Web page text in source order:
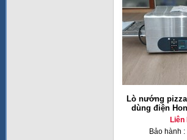
Lò nướng
dùng điện
Liên
Bảo hành